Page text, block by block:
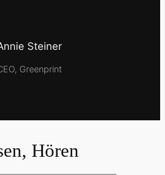
Steiner
Greenprint
Hören